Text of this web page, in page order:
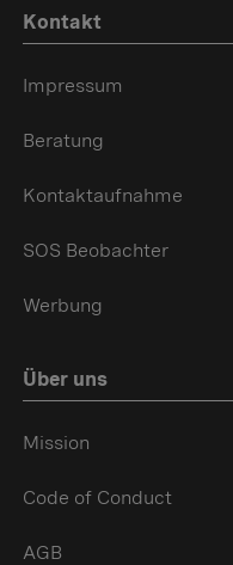
Kontakt
Impressum
Beratung
Kontaktaufnahme
SOS Beobachter
Werbung
Über uns
Mission
Code of Conduct
AGB